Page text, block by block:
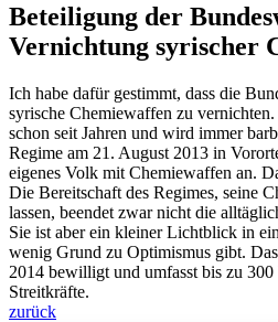
Beteiligung der
Vernichtung syrischer
Ich habe dafür gestimmt, dass die
syrische Chemiewaffen zu
schon seit Jahren und wird immer
Regime am 21. August 2013 in
eigenes Volk mit Chemiewaffen an.
Die Bereitschaft des Regimes, seine
lassen, beendet zwar nicht die
Sie ist aber ein kleiner Lichtblick in
wenig Grund zu Optimismus gibt.
2014 bewilligt und umfasst bis zu 300
Streitkräfte.
zurück